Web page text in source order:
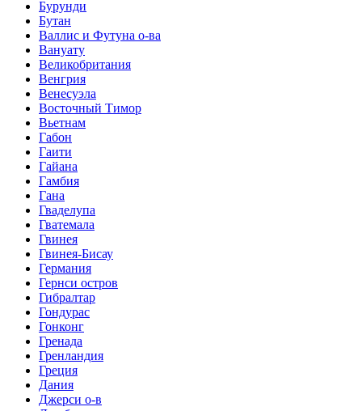
Бурунди
Бутан
Валлис и Футуна о-ва
Вануату
Великобритания
Венгрия
Венесуэла
Восточный Тимор
Вьетнам
Габон
Гаити
Гайана
Гамбия
Гана
Гваделупа
Гватемала
Гвинея
Гвинея-Бисау
Германия
Гернси остров
Гибралтар
Гондурас
Гонконг
Гренада
Гренландия
Греция
Дания
Джерси о-в